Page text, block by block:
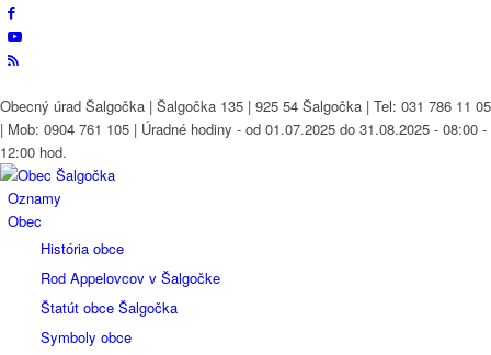
Obecný úrad Šalgočka | Šalgočka 135 | 925 54 Šalgočka | Tel: 031 786 11 05
| Mob: 0904 761 105 | Úradné hodiny - od 01.07.2025 do 31.08.2025 - 08:00 -
12:00 hod.
Oznamy
Obec
História obce
Rod Appelovcov v Šalgočke
Štatút obce Šalgočka
Symboly obce